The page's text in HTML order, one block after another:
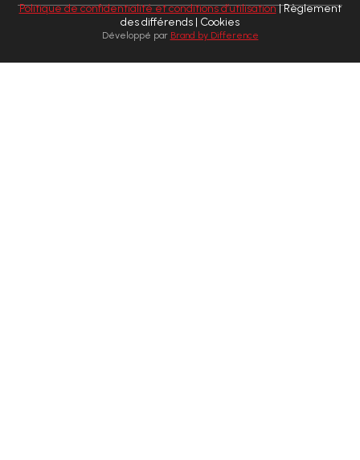
Politique de confidentialité et conditions d’utilisation| Règlement
des différends | Cookies
Développé par Brand by Difference